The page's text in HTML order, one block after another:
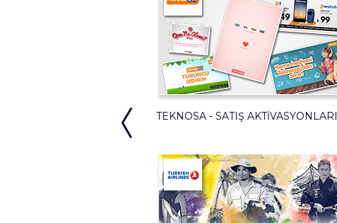
TEKNOSA - SATIŞ AKTIVASYONLARI